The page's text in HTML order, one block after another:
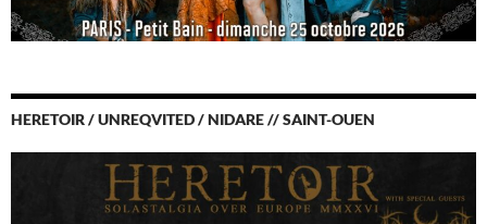
HERETOIR / UNREQVITED / NIDARE // SAINT-OUEN